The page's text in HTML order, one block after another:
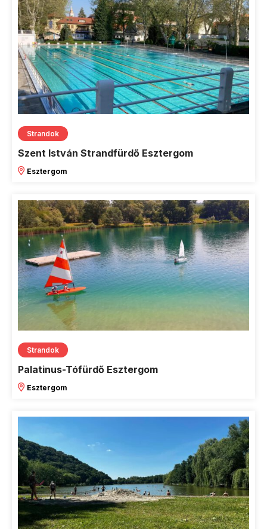
Strandok
Szent István Strandfürdő Esztergom
Esztergom
Strandok
Palatinus-Tófürdő Esztergom
Esztergom